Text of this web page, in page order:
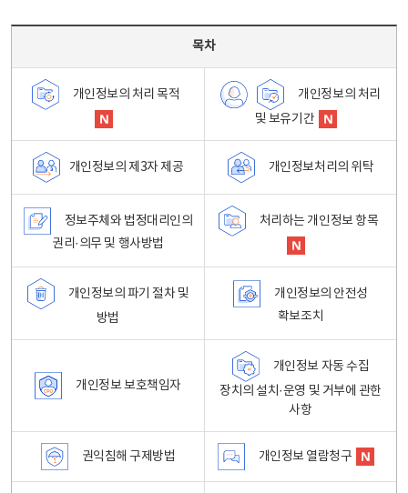
목차
개인정보의 처리 목적
개인정보의 처리
및 보유기간
개인정보의 제3자 제공 개인정보처리의 위탁
정보주체와 법정대리인의
권리·의무 및 행사방법
처리하는 개인정보 항목
개인정보의 파기 절차 및
방법
개인정보의 안전성
확보조치
개인정보 보호책임자
개인정보 자동 수집
장치의 설치·운영 및 거부에 관한
사항
권익침해 구제방법 개인정보 열람청구